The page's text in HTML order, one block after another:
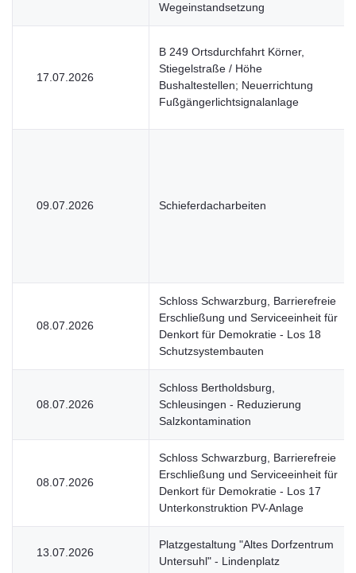
Wegeinstandsetzung
17.07.2026
B 249 Ortsdurchfahrt Körner,
Stiegelstraße / Höhe
Bushaltestellen; Neuerrichtung
Fußgängerlichtsignalanlage
09.07.2026 Schieferdacharbeiten
08.07.2026
Schloss Schwarzburg, Barrierefreie
Erschließung und Serviceeinheit für
Denkort für Demokratie - Los 18
Schutzsystembauten
08.07.2026
Schloss Bertholdsburg,
Schleusingen - Reduzierung
Salzkontamination
08.07.2026
Schloss Schwarzburg, Barrierefreie
Erschließung und Serviceeinheit für
Denkort für Demokratie - Los 17
Unterkonstruktion PV-Anlage
13.07.2026
Platzgestaltung "Altes Dorfzentrum
Untersuhl" - Lindenplatz